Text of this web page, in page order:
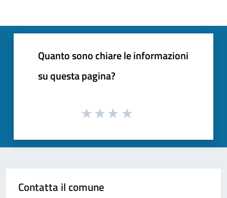
Quanto sono chiare le informazioni
su questa pagina?
Contatta il comune